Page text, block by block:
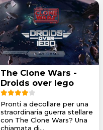
The Clone Wars -
Droids over Iego
Pronti a decollare per una
straordinaria guerra stellare
con The Clone Wars? Una
chiamata di...